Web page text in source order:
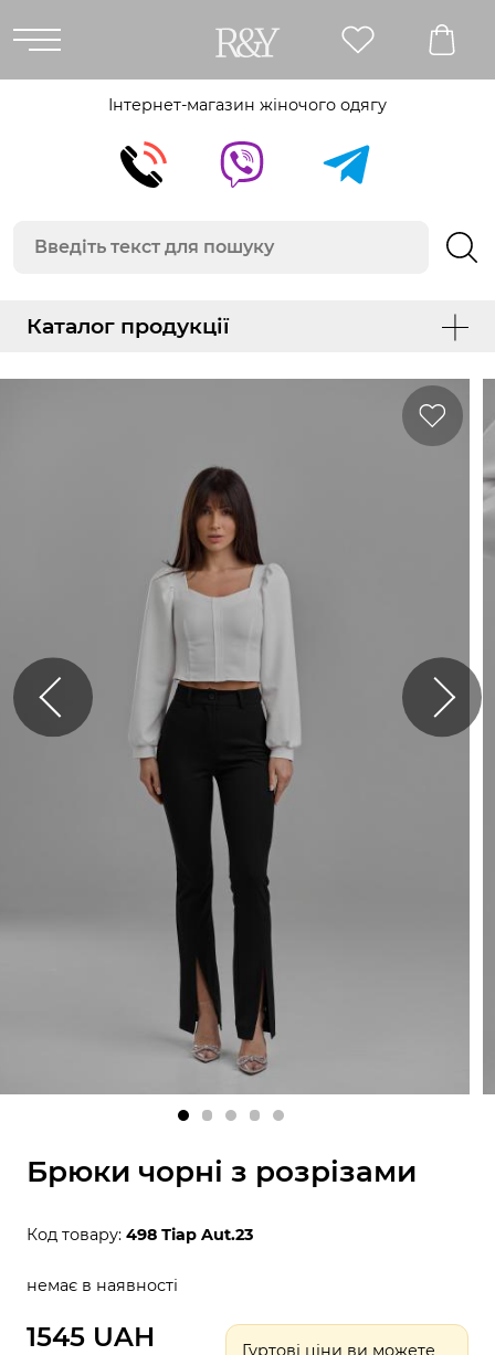
Інтернет-магазин жіночого одягу
Каталог продукції
Брюки чорні з розрізами
Код товару: 498 Тіар Aut.23
немає в наявності
1545 UAH
Гуртові ціни ви можете